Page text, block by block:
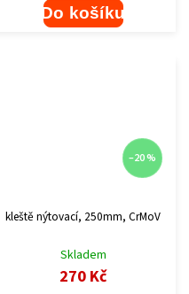
Do košíku
–20 %
kleště nýtovací, 250mm, CrMoV
Skladem
270 Kč